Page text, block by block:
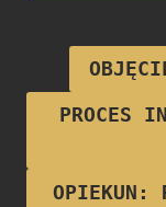
PROCES
OPIEKUN: